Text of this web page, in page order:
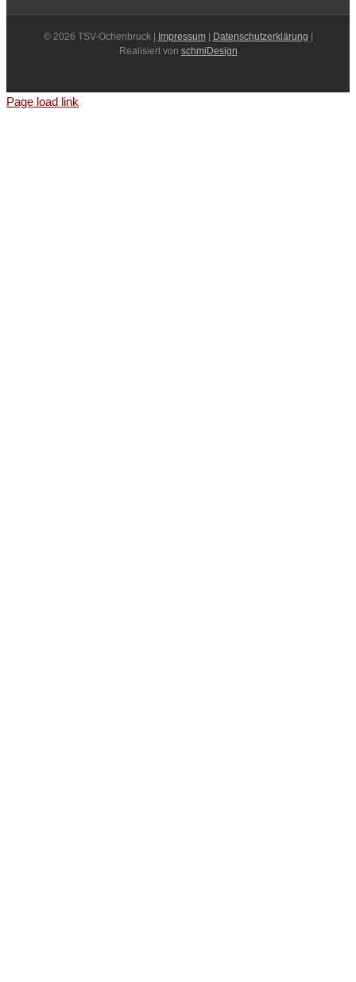
© 2026 TSV-Ochenbruck | Impressum| Datenschutzerklärung
Realisiert von schmiDesign
Page load link